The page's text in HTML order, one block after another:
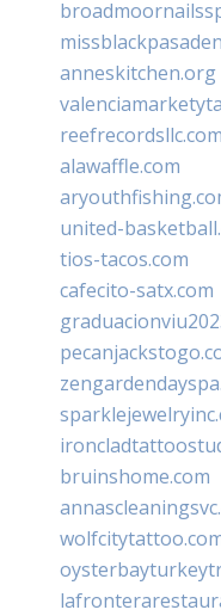
anneskitchen.org
reefrecordsllc.com
alawaffle.com
united-
tios-tacos.com
cafecito-satx.com
bruinshome.com